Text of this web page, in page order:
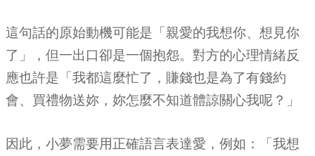
這句話的原始動機可能是「親愛的我想你、想見你
了」，但一出口卻是一個抱怨。對方的心理情緒反
應也許是「我都這麼忙了，賺錢也是為了有錢約
會、買禮物送妳，妳怎麼不知道體諒關心我呢？」
因此，小夢需要用正確語言表達愛，例如：「我想